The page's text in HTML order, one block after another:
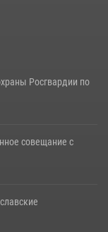
Росгвардии по
совещание с